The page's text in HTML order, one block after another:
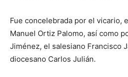
Fue concelebrada por el vicario,
Manuel Ortiz Palomo, así como
Jiménez, el salesiano Francisco
diocesano Carlos Julián.